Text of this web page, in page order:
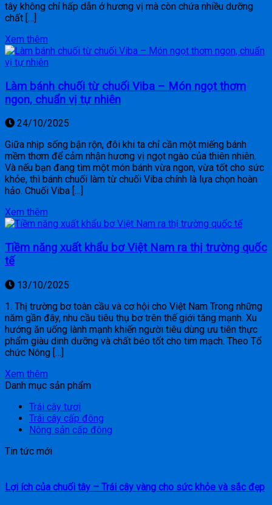
tây không chỉ hấp dẫn ở hương vị mà còn chứa nhiều dưỡng
chất […]
Xem thêm
Làm bánh chuối từ chuối Viba – Món ngọt thơm
ngon, chuẩn vị tự nhiên
24/10/2025
Giữa nhịp sống bận rộn, đôi khi ta chỉ cần một miếng bánh
mềm thơm để cảm nhận hương vị ngọt ngào của thiên nhiên.
Và nếu bạn đang tìm một món bánh vừa ngon, vừa tốt cho sức
khỏe, thì bánh chuối làm từ chuối Viba chính là lựa chọn hoàn
hảo. Chuối Viba […]
Xem thêm
Tiềm năng xuất khẩu bơ Việt Nam ra thị trường quốc
tế
13/10/2025
1. Thị trường bơ toàn cầu và cơ hội cho Việt Nam Trong những
năm gần đây, nhu cầu tiêu thụ bơ trên thế giới tăng mạnh. Xu
hướng ăn uống lành mạnh khiến người tiêu dùng ưu tiên thực
phẩm giàu dinh dưỡng và chất béo tốt cho tim mạch. Theo Tổ
chức Nông […]
Xem thêm
Danh mục sản phẩm
Trái cây tươi
Trái cây cấp đông
Nông sản cấp đông
Tin tức mới
Lợi ích của chuối tây – Trái cây vàng cho sức khỏe và sắc đẹp